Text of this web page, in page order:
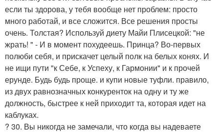
если ты здорова, у тебя вообще нет проблем: просто
много работай, и все сложится. Все решения просты
очень. Толстая? Используй диету Майи Плисецкой: "не
жрать! " - И в момент похудеешь. Принца? Во-первых
полюби себя, и прискачет целый полк на белых конях. И
не ищи пути "к Себе, к Успеху, к Гармонии" и к прочей
ерунде. Будь будь проще. и купи новые туфли. правило,
из двух равнозначных конкуренток на одну и ту же
должность, быстрее к ней приходит та, которая идет на
каблуках.
? 30. Вы никогда не замечали, что когда вы надеваете